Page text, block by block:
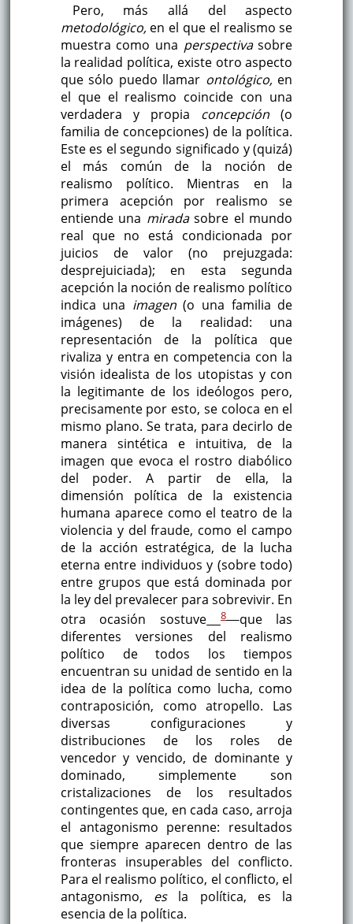
Pero, más allá del aspecto
metodológico,en el que el realismo se
muestra como una perspectivasobre
la realidad política, existe otro aspecto
que sólo puedo llamar ontológico,en
el que el realismo coincide con una
verdadera y propia concepción (o
familia de concepciones) de la política.
Este es el segundo significado y (quizá)
el más común de la noción de
realismo político. Mientras en la
primera acepción por realismo se
entiende una miradasobre el mundo
real que no está condicionada por
juicios de valor (no prejuzgada:
desprejuiciada); en esta segunda
acepción la noción de realismo político
indica una imagen(o una familia de
imágenes) de la realidad: una
representación de la política que
rivaliza y entra en competencia con la
visión idealista de los utopistas y con
la legitimante de los ideólogos pero,
precisamente por esto, se coloca en el
mismo plano. Se trata, para decirlo de
manera sintética e intuitiva, de la
imagen que evoca el rostro diabólico
del poder. A partir de ella, la
dimensión política de la existencia
humana aparece como el teatro de la
violencia y del fraude, como el campo
de la acción estratégica, de la lucha
eterna entre individuos y (sobre todo)
entre grupos que está dominada por
la ley del prevalecer para sobrevivir. En
otra ocasión sostuve
8
que las
diferentes versiones del realismo
político de todos los tiempos
encuentran su unidad de sentido en la
idea de la política como lucha, como
contraposición, como atropello. Las
diversas configuraciones y
distribuciones de los roles de
vencedor y vencido, de dominante y
dominado, simplemente son
cristalizaciones de los resultados
contingentes que, en cada caso, arroja
el antagonismo perenne: resultados
que siempre aparecen dentro de las
fronteras insuperables del conflicto.
Para el realismo político, el conflicto, el
antagonismo, esla política, es la
esencia de la política.